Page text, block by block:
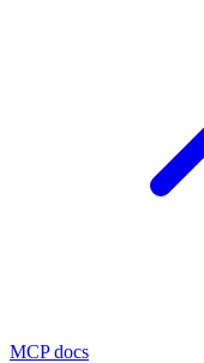
MCP docs